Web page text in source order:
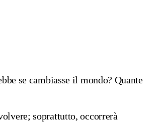
se cambiasse il mondo? Quante
soprattutto, occorrerà